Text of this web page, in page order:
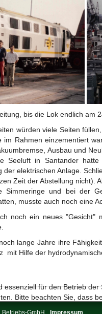
bis die Lok endlich am
würden viele Seiten
im Rahmen einzementiert
Ausbau und
Seeluft in Santander hatte
der elektrischen Anlage.
Zeit der Abstellung nicht).
Simmeringe und bei der
musste auch noch eine
noch ein neues "Gesicht"
lange Jahre ihre
mit Hilfe der
GmbH Impressum
für den Betrieb
Bitte beachten Sie, dass